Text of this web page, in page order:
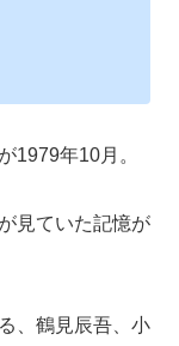
1979年10月。
見ていた記憶が
、鶴見辰吾、小